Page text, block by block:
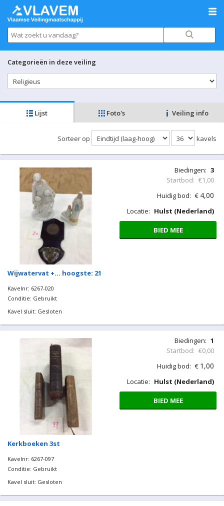
Categorieën in deze veiling
Lijst Foto's Veiling info
Sorteer op kavels
Wijwatervat +… hoogste: 21
Kavelnr: 6267-020
Conditie: Gebruikt
Kavel sluit: Gesloten
Biedingen: 3
Startbod: €1,00
Huidig bod: € 4,00
Locatie: Hulst (Nederland)
BIED MEE
Kerkboeken 3st
Kavelnr: 6267-097
Conditie: Gebruikt
Kavel sluit: Gesloten
Biedingen: 1
Startbod: €0,00
Huidig bod: € 1,00
Locatie: Hulst (Nederland)
BIED MEE